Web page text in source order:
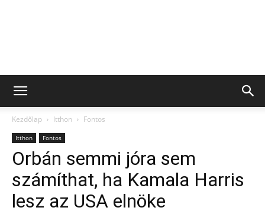
Kezdőlap Itthon Fontos
Itthon Fontos
Orbán semmi jóra sem
számíthat, ha Kamala Harris
lesz az USA elnöke